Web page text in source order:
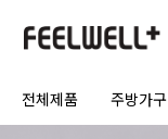
전체제품 주방가구